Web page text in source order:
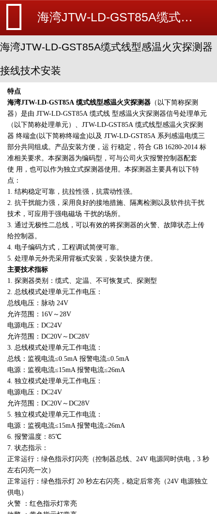
海湾JTW-LD-GST85A缆式线型感温火灾探测器接线技术安装-海湾消防新闻-消防设备安装_北京探测器清洗_江苏消防改造维修-苏州消防工程施工安装公司-
海湾JTW-LD-GST85A缆式线型感温火灾探测器
接线技术安装
特点
海湾JTW-LD-GST85A 缆式线型感温火灾探测器 （以下简称探测
器）是由 JTW-LD-GST85A 缆式线 型感温火灾探测器信号处理单元
（以下简称处理单元）、 JTW-LD-GST85A 缆式线型感温火灾探测
器 终端盒(以下简称终端盒)以及 JTW-LD-GST85A 系列感温电缆三
部分共同组成。产品安装方便，运 行稳定，符合 GB 16280-2014 标
准相关要求。本探测器为编码型，可与公司 火灾报警控制器配套
使 用，也可以作为独立式探测器使用。本探测器主要具有以下特
点：
1. 结构稳定可靠，抗拉性强，抗震动性强。
2. 抗干扰能力强，采用良好的接地措施、隔离检测以及软件抗干扰
技术，可应用于强电磁场 干扰的场所。
3. 通过无极性二总线，可以有效的将探测器的火警、故障状态上传
给控制器。
4. 电子编码方式，工程调试简便可靠。
5. 处理单元外壳采用背板式安装，安装快捷方便。
主要技术指标
1. 探测器类别：缆式、定温、不可恢复式、探测型
2. 总线模式处理单元工作电压：
总线电压：脉动 24V
允许范围：16V～28V
电源电压：DC24V
允许范围：DC20V～DC28V
3. 总线模式处理单元工作电流：
总线：监视电流≤0.5mA 报警电流≤0.5mA
电源：监视电流≤15mA 报警电流≤26mA
4. 独立模式处理单元工作电压：
电源电压：DC24V
允许范围：DC20V～DC28V
5. 独立模式处理单元工作电流：
电源：监视电流≤15mA 报警电流≤26mA
6. 报警温度：85℃
7. 状态指示：
正常运行：绿色指示灯闪亮（控制器总线、24V 电源同时供电，3 秒
左右闪亮一次）
正常运行：绿色指示灯 20 秒左右闪亮，稳定后常亮（24V 电源独立
供电）
火警 ：红色指示灯常亮